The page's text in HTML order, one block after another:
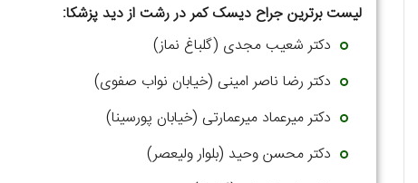
لیست برترین جراح دیسک کمر در رشت از دید پزشکا:
دکتر شعیب مجدی (گلباغ نماز)
دکتر رضا ناصر امینی (خیابان نواب صفوی)
دکتر میرعماد میرعمارتی (خیابان پورسینا)
دکتر محسن وحید (بلوار ولیعصر)